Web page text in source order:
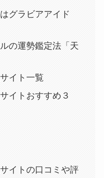
グラビアアイド
の運勢鑑定法「天
イト一覧
イトおすすめ３
イトの口コミや評